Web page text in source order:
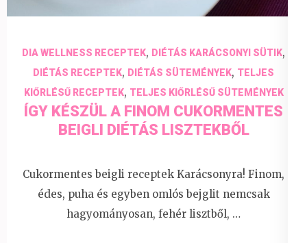
DIA WELLNESS RECEPTEK, DIÉTÁS KARÁCSONYI SÜTIK,
DIÉTÁS RECEPTEK, DIÉTÁS SÜTEMÉNYEK, TELJES
KIŐRLÉSŰ RECEPTEK, TELJES KIŐRLÉSŰ SÜTEMÉNYEK
ÍGY KÉSZÜL A FINOM CUKORMENTES
BEIGLI DIÉTÁS LISZTEKBŐL
Cukormentes beigli receptek Karácsonyra! Finom,
édes, puha és egyben omlós bejglit nemcsak
hagyományosan, fehér lisztből, …